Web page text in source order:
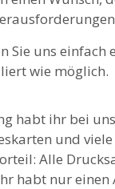
Sie uns einfach
wie möglich.
habt ihr bei
und
Alle
habt nur einen